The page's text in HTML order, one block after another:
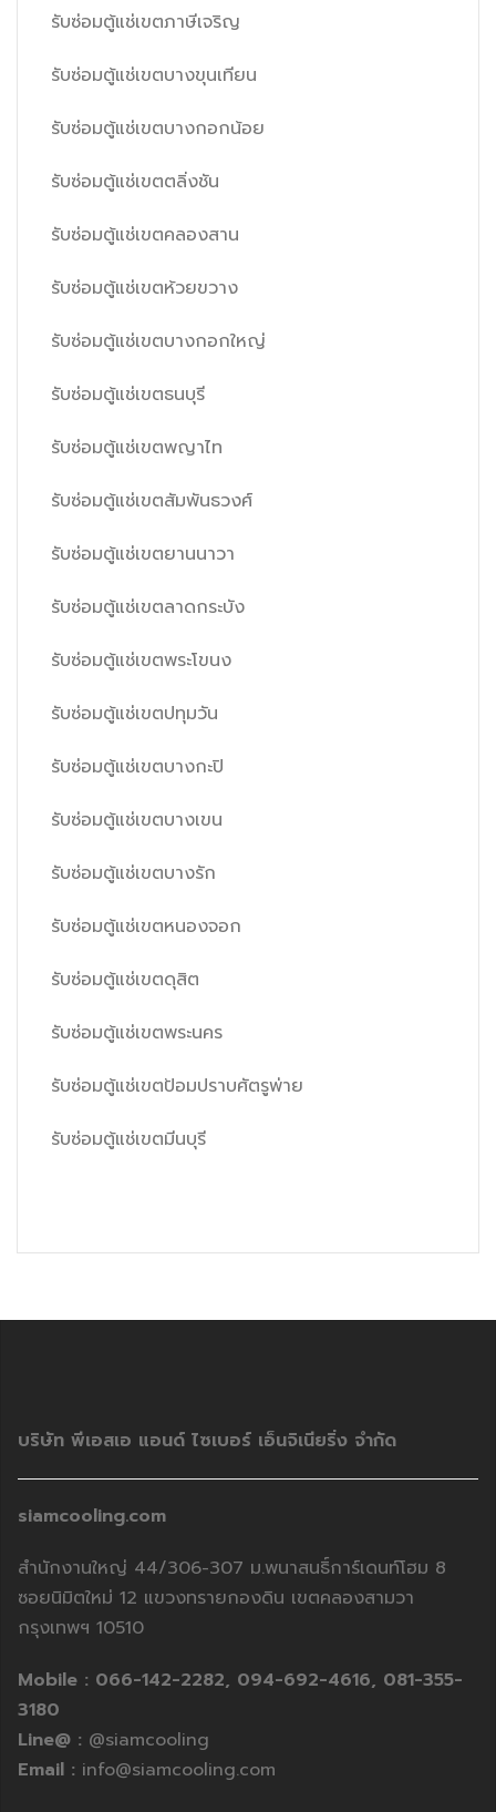
รับซ่อมตู้แช่เขตภาษีเจริญ
รับซ่อมตู้แช่เขตบางขุนเทียน
รับซ่อมตู้แช่เขตบางกอกน้อย
รับซ่อมตู้แช่เขตตลิ่งชัน
รับซ่อมตู้แช่เขตคลองสาน
รับซ่อมตู้แช่เขตห้วยขวาง
รับซ่อมตู้แช่เขตบางกอกใหญ่
รับซ่อมตู้แช่เขตธนบุรี
รับซ่อมตู้แช่เขตพญาไท
รับซ่อมตู้แช่เขตสัมพันธวงศ์
รับซ่อมตู้แช่เขตยานนาวา
รับซ่อมตู้แช่เขตลาดกระบัง
รับซ่อมตู้แช่เขตพระโขนง
รับซ่อมตู้แช่เขตปทุมวัน
รับซ่อมตู้แช่เขตบางกะปิ
รับซ่อมตู้แช่เขตบางเขน
รับซ่อมตู้แช่เขตบางรัก
รับซ่อมตู้แช่เขตหนองจอก
รับซ่อมตู้แช่เขตดุสิต
รับซ่อมตู้แช่เขตพระนคร
รับซ่อมตู้แช่เขตป้อมปราบศัตรูพ่าย
รับซ่อมตู้แช่เขตมีนบุรี
บริษัท พีเอสเอ แอนด์ ไซเบอร์ เอ็นจิเนียริ่ง จำกัด
siamcooling.com
สำนักงานใหญ่ 44/306-307 ม.พนาสนธิ์การ์เดนท์โฮม 8
ซอยนิมิตใหม่ 12 แขวงทรายกองดิน เขตคลองสามวา
กรุงเทพฯ 10510
Mobile : 066-142-2282, 094-692-4616, 081-355-
3180
Line@ : @siamcooling
Email : info@siamcooling.com